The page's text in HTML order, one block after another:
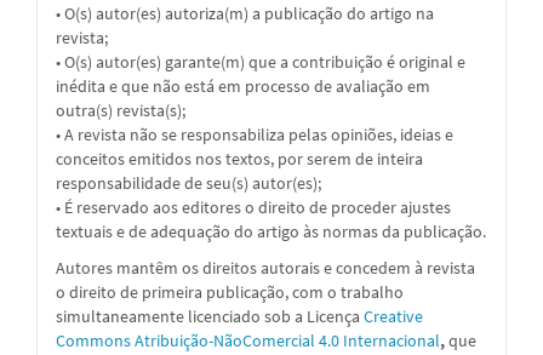
• O(s) autor(es) autoriza(m) a publicação do artigo na
revista;
• O(s) autor(es) garante(m) que a contribuição é original e
inédita e que não está em processo de avaliação em
outra(s) revista(s);
• A revista não se responsabiliza pelas opiniões, ideias e
conceitos emitidos nos textos, por serem de inteira
responsabilidade de seu(s) autor(es);
• É reservado aos editores o direito de proceder ajustes
textuais e de adequação do artigo às normas da publicação.
Autores mantêm os direitos autorais e concedem à revista
o direito de primeira publicação, com o trabalho
simultaneamente licenciado sob a Licença Creative
Commons Atribuição-NãoComercial 4.0 Internacional,que